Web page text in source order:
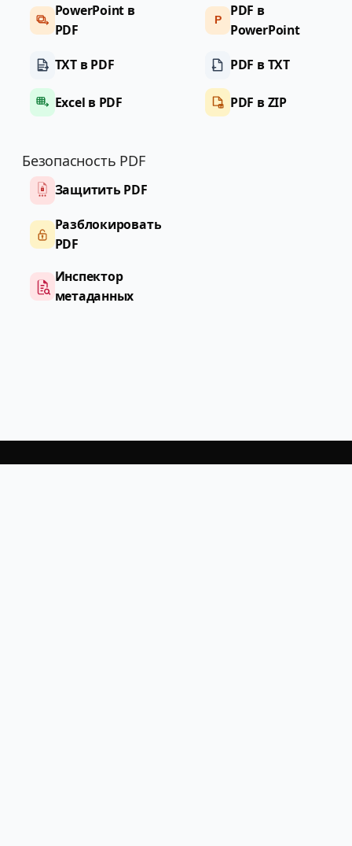
PowerPoint в
PDF
TXT в PDF
Excel в PDF
P
PDF в
PowerPoint
PDF в TXT
PDF в ZIP
Безопасность PDF
Защитить PDF
Разблокировать
PDF
Инспектор
метаданных